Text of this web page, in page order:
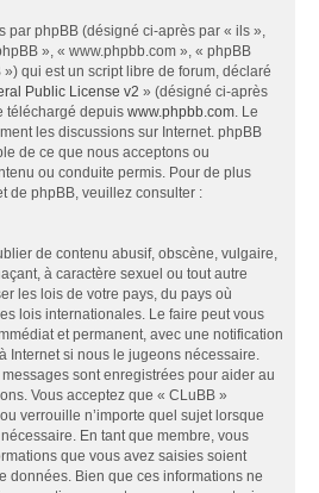
par phpBB (désigné ci-après par « ils »,
», « www.phpbb.com », « phpBB
qui est un script libre de forum, déclaré
Public License v2 » (désigné ci-après
téléchargé depuis www.phpbb.com. Le
les discussions sur Internet. phpBB
de ce que nous acceptons ou
ou conduite permis. Pour de plus
de phpBB, veuillez consulter :
de contenu abusif, obscène, vulgaire,
à caractère sexuel ou tout autre
les lois de votre pays, du pays où
lois internationales. Le faire peut vous
et permanent, avec une notification
Internet si nous le jugeons nécessaire.
sont enregistrées pour aider au
Vous acceptez que « CLuBB »
verrouille n’importe quel sujet lorsque
En tant que membre, vous
que vous avez saisies soient
données. Bien que ces informations ne